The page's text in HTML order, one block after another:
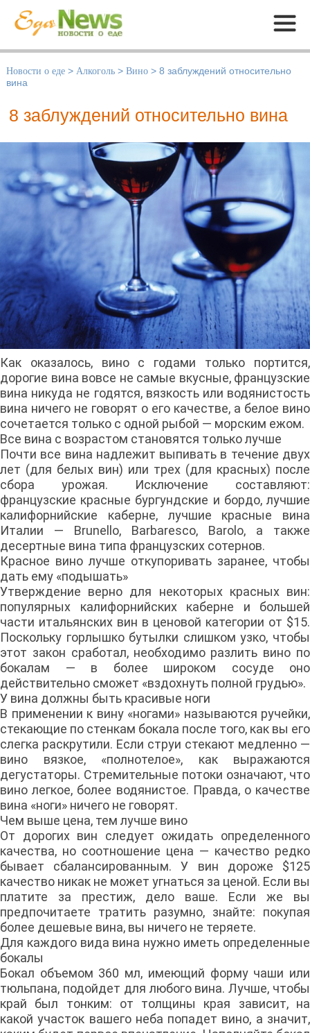
Меню
Новости о еде > Алкоголь > Вино > 8 заблуждений относительно
вина
8 заблуждений относительно вина
Как оказалось, вино с годами только портится,
дорогие вина вовсе не самые вкусные, французские
вина никуда не годятся, вязкость или водянистость
вина ничего не говорят о его качестве, а белое вино
сочетается только с одной рыбой — морским ежом.
Все вина с возрастом становятся только лучше
Почти все вина надлежит выпивать в течение двух
лет (для белых вин) или трех (для красных) после
сбора урожая. Исключение составляют:
французские красные бургундские и бордо, лучшие
калифорнийские каберне, лучшие красные вина
Италии — Brunello, Barbaresco, Barolo, а также
десертные вина типа французских сотернов.
Красное вино лучше откупоривать заранее, чтобы
дать ему «подышать»
Утверждение верно для некоторых красных вин:
популярных калифорнийских каберне и большей
части итальянских вин в ценовой категории от $15.
Поскольку горлышко бутылки слишком узко, чтобы
этот закон сработал, необходимо разлить вино по
бокалам — в более широком сосуде оно
действительно сможет «вздохнуть полной грудью».
У вина должны быть красивые ноги
В применении к вину «ногами» называются ручейки,
стекающие по стенкам бокала после того, как вы его
слегка раскрутили. Если струи стекают медленно —
вино вязкое, «полнотелое», как выражаются
дегустаторы. Стремительные потоки означают, что
вино легкое, более водянистое. Правда, о качестве
вина «ноги» ничего не говорят.
Чем выше цена, тем лучше вино
От дорогих вин следует ожидать определенного
качества, но соотношение цена — качество редко
бывает сбалансированным. У вин дороже $125
качество никак не может угнаться за ценой. Если вы
платите за престиж, дело ваше. Если же вы
предпочитаете тратить разумно, знайте: покупая
более дешевые вина, вы ничего не теряете.
Для каждого вида вина нужно иметь определенные
бокалы
Бокал объемом 360 мл, имеющий форму чаши или
тюльпана, подойдет для любого вина. Лучше, чтобы
край был тонким: от толщины края зависит, на
какой участок вашего неба попадет вино, а значит,